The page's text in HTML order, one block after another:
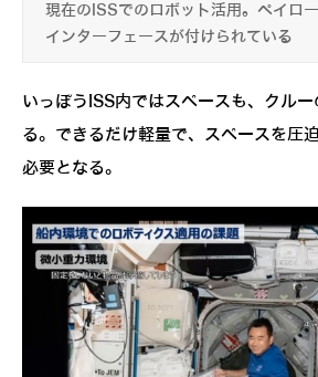
現在のISSでのロボット活用。ペイロ
インターフェースが付けられている
いっぽうISS内ではスペースも、クル
る。できるだけ軽量で、スペースを圧
必要となる。